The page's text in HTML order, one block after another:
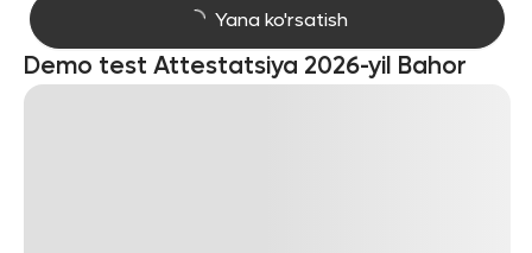
Yana ko'rsatish
Demo test Attestatsiya 2026-yil Bahor